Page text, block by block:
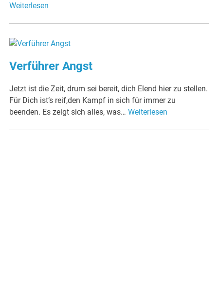
Weiterlesen
Verführer Angst
Jetzt ist die Zeit, drum sei bereit, dich Elend hier zu stellen.
Für Dich ist‘s reif,den Kampf in sich für immer zu
beenden. Es zeigt sich alles, was…Weiterlesen